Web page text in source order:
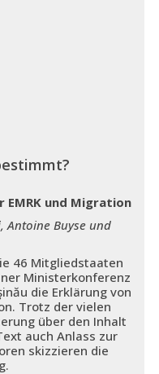
EMRK und Migration
Antoine Buyse und
46 Mitgliedstaaten
Ministerkonferenz
die Erklärung von
Trotz der vielen
über den Inhalt
auch Anlass zur
skizzieren die